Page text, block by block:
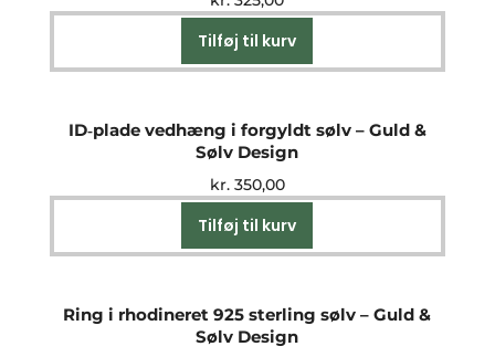
Tilføj til kurv
ID‑plade vedhæng i forgyldt sølv – Guld &
Sølv Design
kr.350,00
Tilføj til kurv
Ring i rhodineret 925 sterling sølv – Guld &
Sølv Design